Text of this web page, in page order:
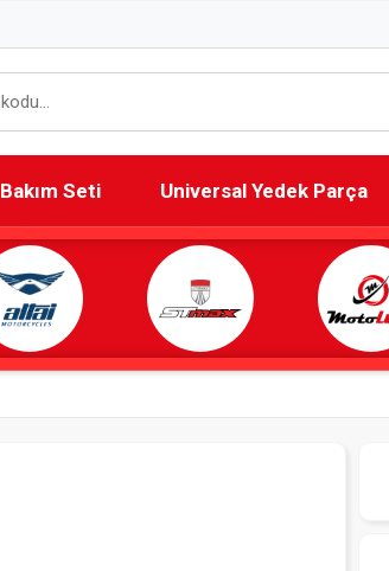
Bakım Seti Universal Yedek Parça